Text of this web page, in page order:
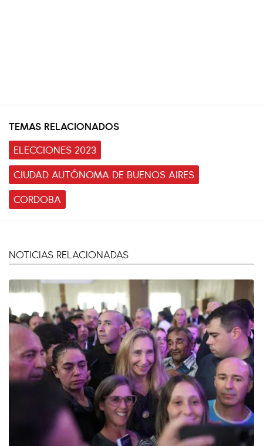
TEMAS RELACIONADOS
ELECCIONES 2023
CIUDAD AUTÓNOMA DE BUENOS AIRES
CORDOBA
NOTICIAS RELACIONADAS